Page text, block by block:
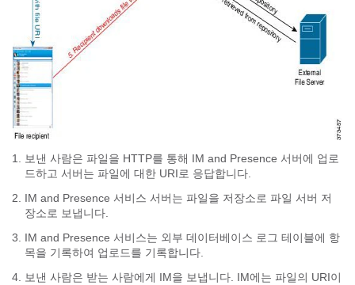
보낸 사람은 파일을 HTTP를 통해 IM and Presence 서버에 업로
드하고 서버는 파일에 대한 URI로 응답합니다.
IM and Presence 서비스 서버는 파일을 저장소로 파일 서버 저
장소로 보냅니다.
IM and Presence 서비스는 외부 데이터베이스 로그 테이블에 항
목을 기록하여 업로드를 기록합니다.
보낸 사람은 받는 사람에게 IM을 보냅니다. IM에는 파일의 URI이